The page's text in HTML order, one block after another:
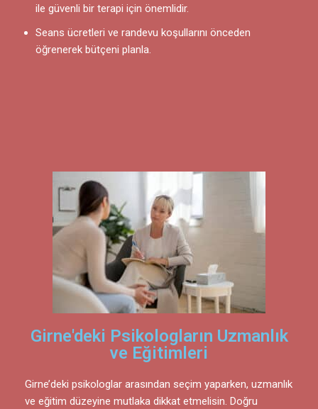
ile güvenli bir terapi için önemlidir.
Seans ücretleri ve randevu koşullarını önceden
öğrenerek bütçeni planla.
Girne'deki Psikologların Uzmanlık
ve Eğitimleri
Girne’deki psikologlar arasından seçim yaparken, uzmanlık
ve eğitim düzeyine mutlaka dikkat etmelisin. Doğru